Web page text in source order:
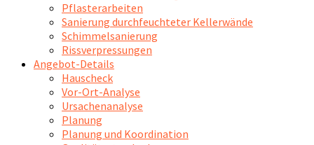
Pflasterarbeiten
Sanierung durchfeuchteter Kellerwände
Schimmelsanierung
Rissverpressungen
Angebot-Details
Hauscheck
Vor-Ort-Analyse
Ursachenanalyse
Planung
Planung und Koordination